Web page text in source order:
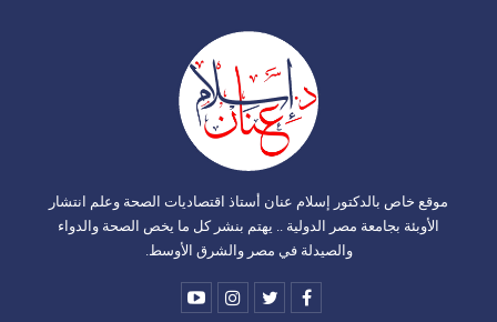
موقع خاص بالدكتور إسلام عنان أستاذ اقتصاديات الصحة وعلم انتشار
الأوبئة بجامعة مصر الدولية .. يهتم بنشر كل ما يخص الصحة والدواء
والصيدلة في مصر والشرق الأوسط.